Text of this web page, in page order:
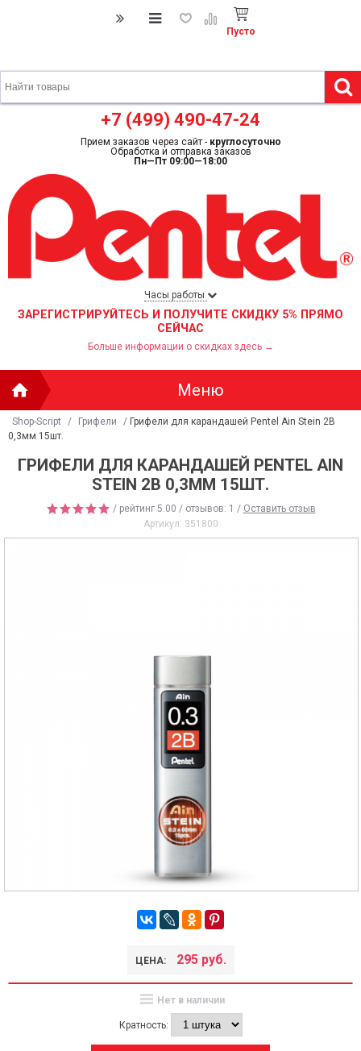
Пусто
+7 (499) 490-47-24
Прием заказов через сайт - круглосуточно
Обработка и отправка заказов
Пн—Пт 09:00—18:00
Часы работы
ЗАРЕГИСТРИРУЙТЕСЬ И ПОЛУЧИТЕ СКИДКУ 5% ПРЯМО
СЕЙЧАС
Больше информации о скидках здесь →
Меню
Shop-Script / Грифели / Грифели для карандашей Pentel Ain Stein 2B
0,3мм 15шт.
ГРИФЕЛИ ДЛЯ КАРАНДАШЕЙ PENTEL AIN
STEIN 2B 0,3ММ 15ШТ.
/ рейтинг 5.00 / отзывов: 1 / Оставить отзыв
Артикул: 351800
ЦЕНА: 295 руб.
Нет в наличии
Кратность: